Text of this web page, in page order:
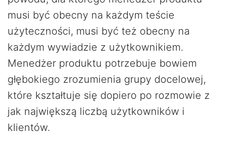
musi być obecny na każdym teście
użyteczności, musi być też obecny na
każdym wywiadzie z użytkownikiem.
Menedżer produktu potrzebuje bowiem
głębokiego zrozumienia grupy docelowej,
które kształtuje się dopiero po rozmowie z
jak największą liczbą użytkowników i
klientów.